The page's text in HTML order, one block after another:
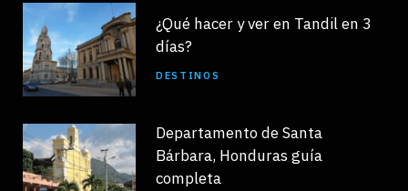
¿Qué hacer y ver en Tandil en 3
días?
DESTINOS
Departamento de Santa
Bárbara, Honduras guía
completa